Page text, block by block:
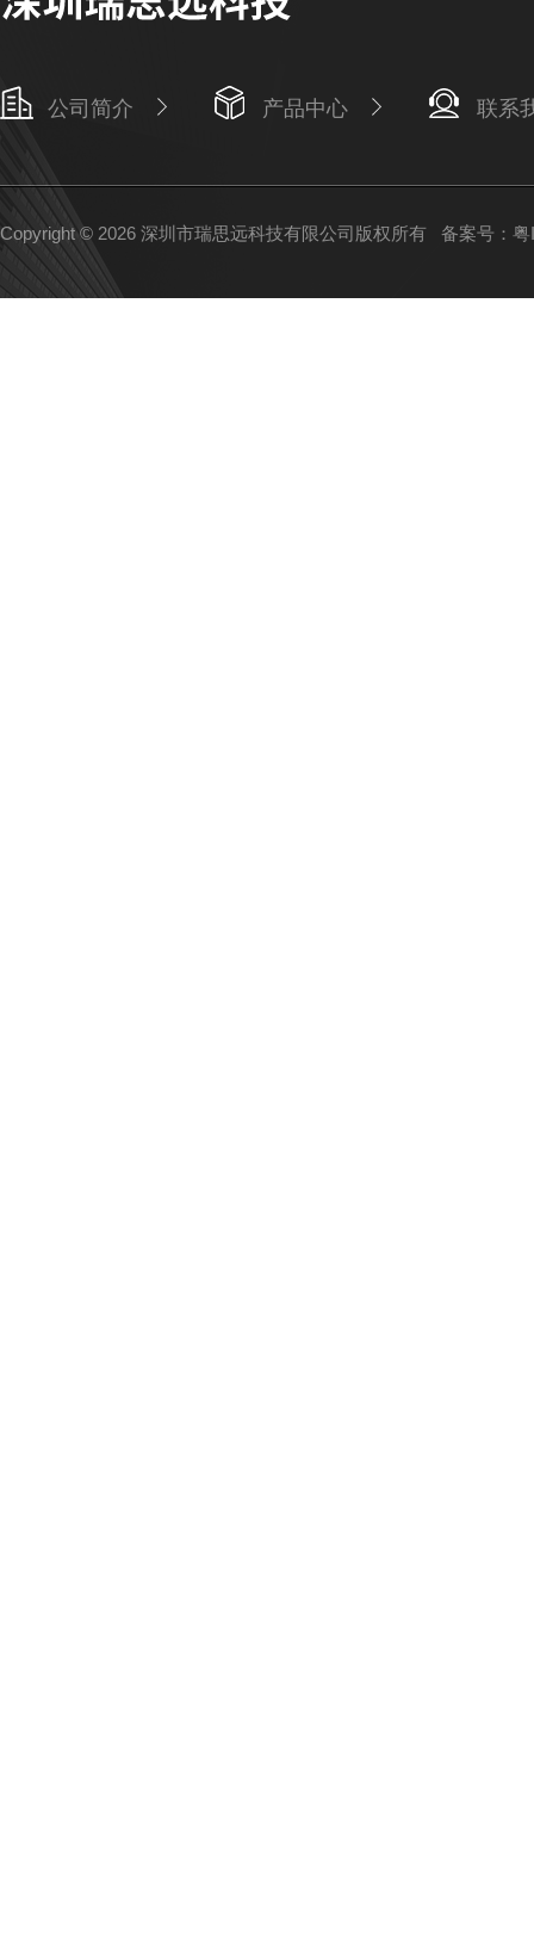
公司简介 产品中心 联系
Copyright © 2026 深圳市瑞思远科技有限公司版权所有 备案号：